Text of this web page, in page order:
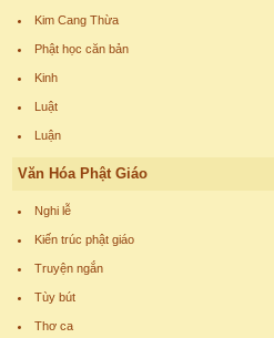
Kim Cang Thừa
Phật học căn bản
Kinh
Luật
Luận
Văn Hóa Phật Giáo
Nghi lễ
Kiến trúc phật giáo
Truyện ngắn
Tùy bút
Thơ ca